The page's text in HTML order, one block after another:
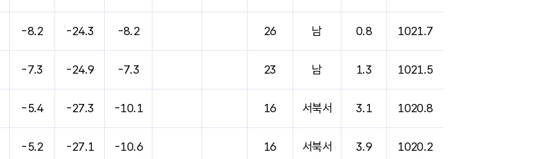
-8.2 -24.3 -8.2 26 남 0.8 1021.7
-7.3 -24.9 -7.3 23 남 1.3 1021.5
-5.4 -27.3 -10.1 16 서북서 3.1 1020.8
-5.2 -27.1 -10.6 16 서북서 3.9 1020.2